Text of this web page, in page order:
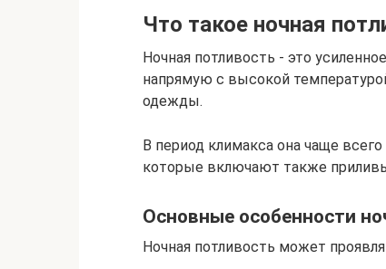
Что такое ночная
Ночная потливость - это
напрямую с высокой
одежды.
В период климакса она чаще
которые включают также
Основные особенности
Ночная потливость может